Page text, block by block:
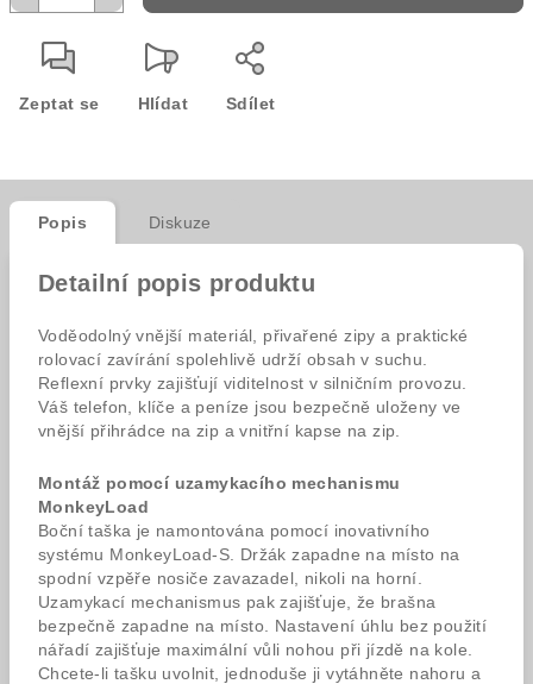
Zeptat se Hlídat Sdílet
Popis Diskuze
Detailní popis produktu
Voděodolný vnější materiál, přivařené zipy a praktické
rolovací zavírání spolehlivě udrží obsah v suchu.
Reflexní prvky zajišťují viditelnost v silničním provozu.
Váš telefon, klíče a peníze jsou bezpečně uloženy ve
vnější přihrádce na zip a vnitřní kapse na zip.
Montáž pomocí uzamykacího mechanismu
MonkeyLoad
Boční taška je namontována pomocí inovativního
systému MonkeyLoad-S. Držák zapadne na místo na
spodní vzpěře nosiče zavazadel, nikoli na horní.
Uzamykací mechanismus pak zajišťuje, že brašna
bezpečně zapadne na místo. Nastavení úhlu bez použití
nářadí zajišťuje maximální vůli nohou při jízdě na kole.
Chcete-li tašku uvolnit, jednoduše ji vytáhněte nahoru a